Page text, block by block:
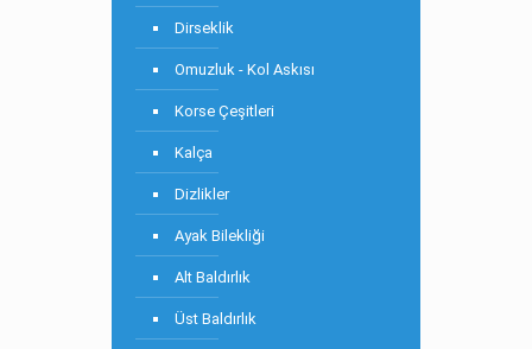
Dirseklik
Omuzluk - Kol Askısı
Korse Çeşitleri
Kalça
Dizlikler
Ayak Bilekliği
Alt Baldırlık
Üst Baldırlık